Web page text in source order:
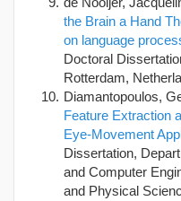
the Brain a Hand
on language
Doctoral
Rotterdam,
Diamantopoulos,
Feature Extraction
Eye-Movement
Dissertation,
and Computer
and Physical